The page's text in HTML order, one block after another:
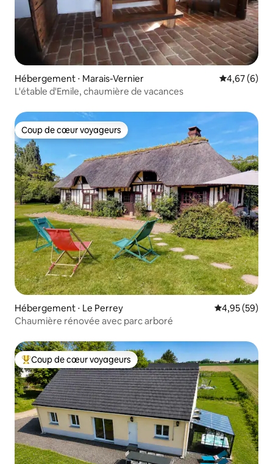
Hébergement ⋅ Marais-Vernier Évaluation
4,67 (6)
L'étable d'Emile, chaumière de vacances
Coup de cœur voyageurs
Coup de cœur voyageurs
Hébergement ⋅ Le Perrey Évaluation
4,95 (59)
Chaumière rénovée avec parc arboré
Coups de cœur voyageurs les plus appréciés
Coup de cœur voyageurs